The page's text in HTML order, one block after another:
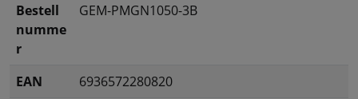
Bestell
numme
r
GEM-PMGN1050-3B
EAN
6936572280820